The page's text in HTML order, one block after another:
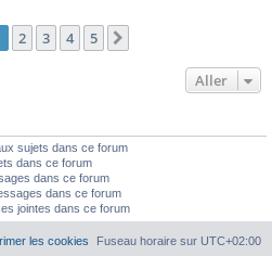
2 3 4 5
Aller
sujets dans ce forum
dans ce forum
dans ce forum
dans ce forum
jointes dans ce forum
Fuseau horaire sur UTC+02:00
les cookies